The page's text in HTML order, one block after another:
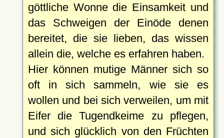
göttliche Wonne die Einsamkeit und
das Schweigen der Einöde denen
bereitet, die sie lieben, das wissen
allein die, welche es erfahren haben.
Hier können mutige Männer sich so
oft in sich sammeln, wie sie es
wollen und bei sich verweilen, um mit
Eifer die Tugendkeime zu pflegen,
und sich glücklich von den Früchten